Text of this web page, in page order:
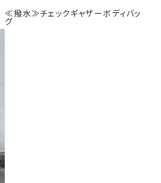
≪撥水≫チェックギャザーボディバッ
グ